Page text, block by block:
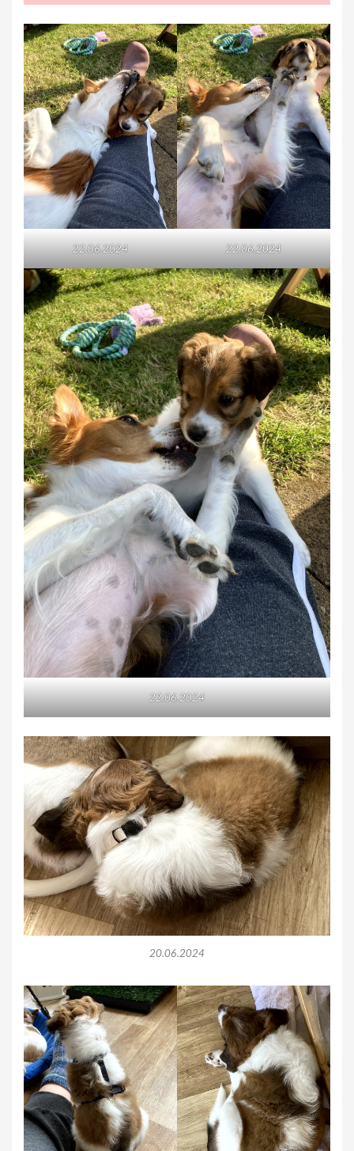
22.06.2024 22.06.2024
22.06.2024
20.06.2024